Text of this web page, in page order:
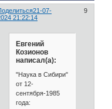
9
21-07-
21:22:14
Евгений
Козионов
написал(а):
"Наука в Сибири"
от 12-
сентября-1985
года: